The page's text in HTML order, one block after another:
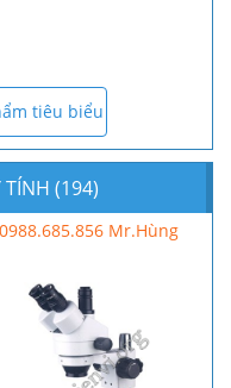
tiêu biểu
TÍNH (194)
0988.685.856 Mr.Hùng